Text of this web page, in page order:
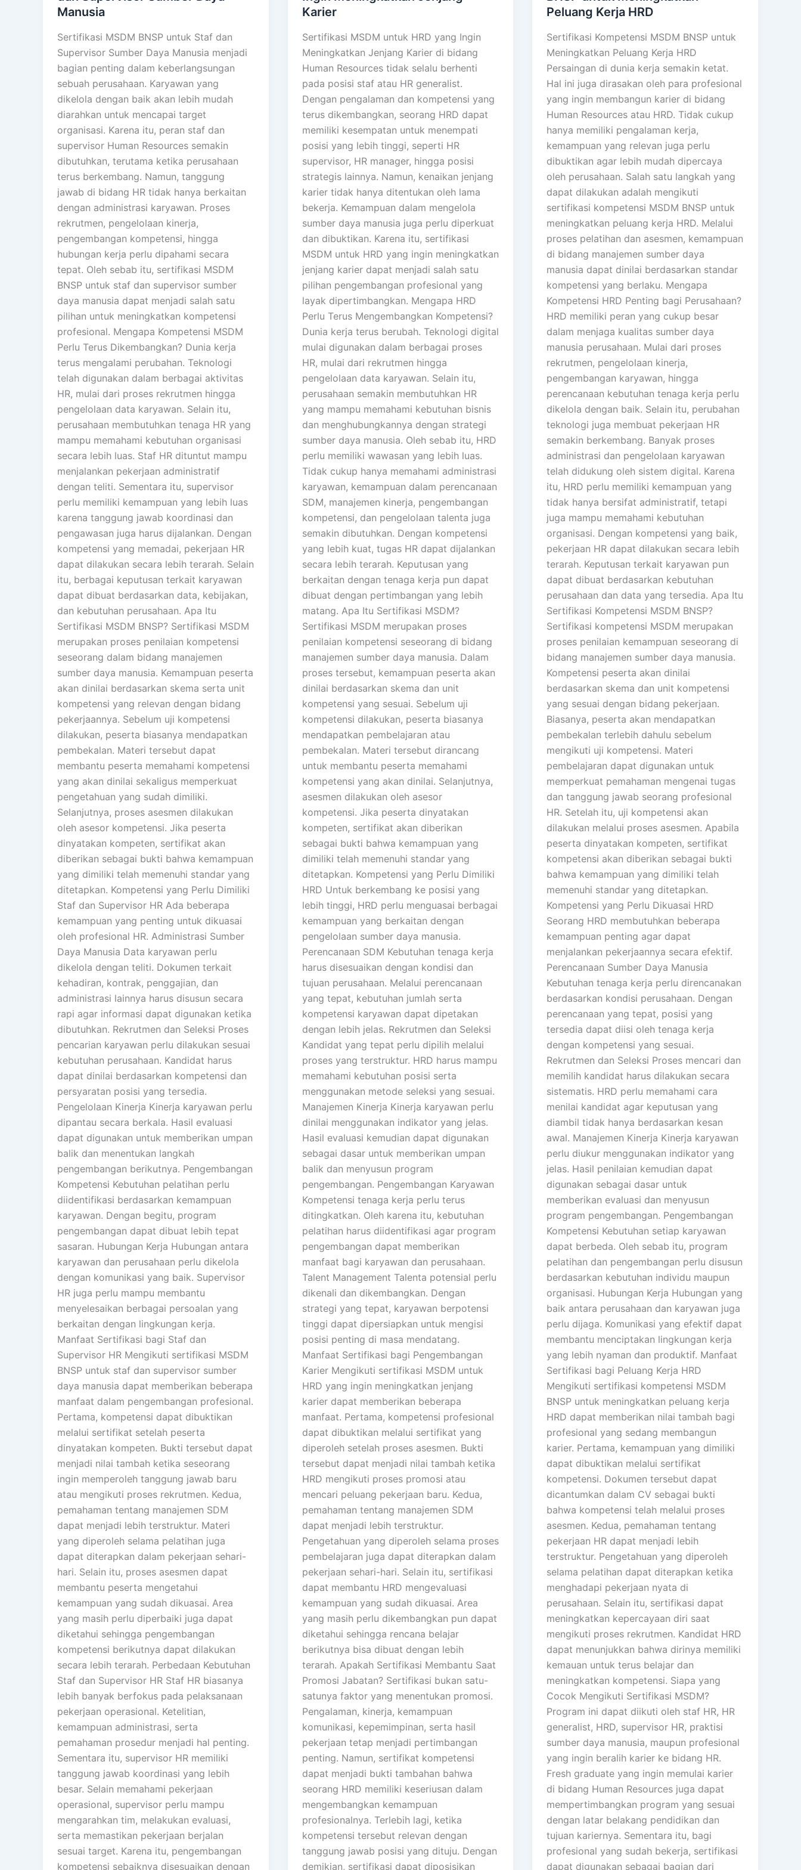
Manusia
Sertifikasi MSDM BNSP untuk Staf dan
Supervisor Sumber Daya Manusia menjadi
bagian penting dalam keberlangsungan
sebuah perusahaan. Karyawan yang
dikelola dengan baik akan lebih mudah
diarahkan untuk mencapai target
organisasi. Karena itu, peran staf dan
supervisor Human Resources semakin
dibutuhkan, terutama ketika perusahaan
terus berkembang. Namun, tanggung
jawab di bidang HR tidak hanya berkaitan
dengan administrasi karyawan. Proses
rekrutmen, pengelolaan kinerja,
pengembangan kompetensi, hingga
hubungan kerja perlu dipahami secara
tepat. Oleh sebab itu, sertifikasi MSDM
BNSP untuk staf dan supervisor sumber
daya manusia dapat menjadi salah satu
pilihan untuk meningkatkan kompetensi
profesional. Mengapa Kompetensi MSDM
Perlu Terus Dikembangkan? Dunia kerja
terus mengalami perubahan. Teknologi
telah digunakan dalam berbagai aktivitas
HR, mulai dari proses rekrutmen hingga
pengelolaan data karyawan. Selain itu,
perusahaan membutuhkan tenaga HR yang
mampu memahami kebutuhan organisasi
secara lebih luas. Staf HR dituntut mampu
menjalankan pekerjaan administratif
dengan teliti. Sementara itu, supervisor
perlu memiliki kemampuan yang lebih luas
karena tanggung jawab koordinasi dan
pengawasan juga harus dijalankan. Dengan
kompetensi yang memadai, pekerjaan HR
dapat dilakukan secara lebih terarah. Selain
itu, berbagai keputusan terkait karyawan
dapat dibuat berdasarkan data, kebijakan,
dan kebutuhan perusahaan. Apa Itu
Sertifikasi MSDM BNSP? Sertifikasi MSDM
merupakan proses penilaian kompetensi
seseorang dalam bidang manajemen
sumber daya manusia. Kemampuan peserta
akan dinilai berdasarkan skema serta unit
kompetensi yang relevan dengan bidang
pekerjaannya. Sebelum uji kompetensi
dilakukan, peserta biasanya mendapatkan
pembekalan. Materi tersebut dapat
membantu peserta memahami kompetensi
yang akan dinilai sekaligus memperkuat
pengetahuan yang sudah dimiliki.
Selanjutnya, proses asesmen dilakukan
oleh asesor kompetensi. Jika peserta
dinyatakan kompeten, sertifikat akan
diberikan sebagai bukti bahwa kemampuan
yang dimiliki telah memenuhi standar yang
ditetapkan. Kompetensi yang Perlu Dimiliki
Staf dan Supervisor HR Ada beberapa
kemampuan yang penting untuk dikuasai
oleh profesional HR. Administrasi Sumber
Daya Manusia Data karyawan perlu
dikelola dengan teliti. Dokumen terkait
kehadiran, kontrak, penggajian, dan
administrasi lainnya harus disusun secara
rapi agar informasi dapat digunakan ketika
dibutuhkan. Rekrutmen dan Seleksi Proses
pencarian karyawan perlu dilakukan sesuai
kebutuhan perusahaan. Kandidat harus
dapat dinilai berdasarkan kompetensi dan
persyaratan posisi yang tersedia.
Pengelolaan Kinerja Kinerja karyawan perlu
dipantau secara berkala. Hasil evaluasi
dapat digunakan untuk memberikan umpan
balik dan menentukan langkah
pengembangan berikutnya. Pengembangan
Kompetensi Kebutuhan pelatihan perlu
diidentifikasi berdasarkan kemampuan
karyawan. Dengan begitu, program
pengembangan dapat dibuat lebih tepat
sasaran. Hubungan Kerja Hubungan antara
karyawan dan perusahaan perlu dikelola
dengan komunikasi yang baik. Supervisor
HR juga perlu mampu membantu
menyelesaikan berbagai persoalan yang
berkaitan dengan lingkungan kerja.
Manfaat Sertifikasi bagi Staf dan
Supervisor HR Mengikuti sertifikasi MSDM
BNSP untuk staf dan supervisor sumber
daya manusia dapat memberikan beberapa
manfaat dalam pengembangan profesional.
Pertama, kompetensi dapat dibuktikan
melalui sertifikat setelah peserta
dinyatakan kompeten. Bukti tersebut dapat
menjadi nilai tambah ketika seseorang
ingin memperoleh tanggung jawab baru
atau mengikuti proses rekrutmen. Kedua,
pemahaman tentang manajemen SDM
dapat menjadi lebih terstruktur. Materi
yang diperoleh selama pelatihan juga
dapat diterapkan dalam pekerjaan sehari-
hari. Selain itu, proses asesmen dapat
membantu peserta mengetahui
kemampuan yang sudah dikuasai. Area
yang masih perlu diperbaiki juga dapat
diketahui sehingga pengembangan
kompetensi berikutnya dapat dilakukan
secara lebih terarah. Perbedaan Kebutuhan
Staf dan Supervisor HR Staf HR biasanya
lebih banyak berfokus pada pelaksanaan
pekerjaan operasional. Ketelitian,
kemampuan administrasi, serta
pemahaman prosedur menjadi hal penting.
Sementara itu, supervisor HR memiliki
tanggung jawab koordinasi yang lebih
besar. Selain memahami pekerjaan
operasional, supervisor perlu mampu
mengarahkan tim, melakukan evaluasi,
serta memastikan pekerjaan berjalan
sesuai target. Karena itu, pengembangan
kompetensi sebaiknya disesuaikan dengan
Karier
Sertifikasi MSDM untuk HRD yang Ingin
Meningkatkan Jenjang Karier di bidang
Human Resources tidak selalu berhenti
pada posisi staf atau HR generalist.
Dengan pengalaman dan kompetensi yang
terus dikembangkan, seorang HRD dapat
memiliki kesempatan untuk menempati
posisi yang lebih tinggi, seperti HR
supervisor, HR manager, hingga posisi
strategis lainnya. Namun, kenaikan jenjang
karier tidak hanya ditentukan oleh lama
bekerja. Kemampuan dalam mengelola
sumber daya manusia juga perlu diperkuat
dan dibuktikan. Karena itu, sertifikasi
MSDM untuk HRD yang ingin meningkatkan
jenjang karier dapat menjadi salah satu
pilihan pengembangan profesional yang
layak dipertimbangkan. Mengapa HRD
Perlu Terus Mengembangkan Kompetensi?
Dunia kerja terus berubah. Teknologi digital
mulai digunakan dalam berbagai proses
HR, mulai dari rekrutmen hingga
pengelolaan data karyawan. Selain itu,
perusahaan semakin membutuhkan HR
yang mampu memahami kebutuhan bisnis
dan menghubungkannya dengan strategi
sumber daya manusia. Oleh sebab itu, HRD
perlu memiliki wawasan yang lebih luas.
Tidak cukup hanya memahami administrasi
karyawan, kemampuan dalam perencanaan
SDM, manajemen kinerja, pengembangan
kompetensi, dan pengelolaan talenta juga
semakin dibutuhkan. Dengan kompetensi
yang lebih kuat, tugas HR dapat dijalankan
secara lebih terarah. Keputusan yang
berkaitan dengan tenaga kerja pun dapat
dibuat dengan pertimbangan yang lebih
matang. Apa Itu Sertifikasi MSDM?
Sertifikasi MSDM merupakan proses
penilaian kompetensi seseorang di bidang
manajemen sumber daya manusia. Dalam
proses tersebut, kemampuan peserta akan
dinilai berdasarkan skema dan unit
kompetensi yang sesuai. Sebelum uji
kompetensi dilakukan, peserta biasanya
mendapatkan pembelajaran atau
pembekalan. Materi tersebut dirancang
untuk membantu peserta memahami
kompetensi yang akan dinilai. Selanjutnya,
asesmen dilakukan oleh asesor
kompetensi. Jika peserta dinyatakan
kompeten, sertifikat akan diberikan
sebagai bukti bahwa kemampuan yang
dimiliki telah memenuhi standar yang
ditetapkan. Kompetensi yang Perlu Dimiliki
HRD Untuk berkembang ke posisi yang
lebih tinggi, HRD perlu menguasai berbagai
kemampuan yang berkaitan dengan
pengelolaan sumber daya manusia.
Perencanaan SDM Kebutuhan tenaga kerja
harus disesuaikan dengan kondisi dan
tujuan perusahaan. Melalui perencanaan
yang tepat, kebutuhan jumlah serta
kompetensi karyawan dapat dipetakan
dengan lebih jelas. Rekrutmen dan Seleksi
Kandidat yang tepat perlu dipilih melalui
proses yang terstruktur. HRD harus mampu
memahami kebutuhan posisi serta
menggunakan metode seleksi yang sesuai.
Manajemen Kinerja Kinerja karyawan perlu
dinilai menggunakan indikator yang jelas.
Hasil evaluasi kemudian dapat digunakan
sebagai dasar untuk memberikan umpan
balik dan menyusun program
pengembangan. Pengembangan Karyawan
Kompetensi tenaga kerja perlu terus
ditingkatkan. Oleh karena itu, kebutuhan
pelatihan harus diidentifikasi agar program
pengembangan dapat memberikan
manfaat bagi karyawan dan perusahaan.
Talent Management Talenta potensial perlu
dikenali dan dikembangkan. Dengan
strategi yang tepat, karyawan berpotensi
tinggi dapat dipersiapkan untuk mengisi
posisi penting di masa mendatang.
Manfaat Sertifikasi bagi Pengembangan
Karier Mengikuti sertifikasi MSDM untuk
HRD yang ingin meningkatkan jenjang
karier dapat memberikan beberapa
manfaat. Pertama, kompetensi profesional
dapat dibuktikan melalui sertifikat yang
diperoleh setelah proses asesmen. Bukti
tersebut dapat menjadi nilai tambah ketika
HRD mengikuti proses promosi atau
mencari peluang pekerjaan baru. Kedua,
pemahaman tentang manajemen SDM
dapat menjadi lebih terstruktur.
Pengetahuan yang diperoleh selama proses
pembelajaran juga dapat diterapkan dalam
pekerjaan sehari-hari. Selain itu, sertifikasi
dapat membantu HRD mengevaluasi
kemampuan yang sudah dikuasai. Area
yang masih perlu dikembangkan pun dapat
diketahui sehingga rencana belajar
berikutnya bisa dibuat dengan lebih
terarah. Apakah Sertifikasi Membantu Saat
Promosi Jabatan? Sertifikasi bukan satu-
satunya faktor yang menentukan promosi.
Pengalaman, kinerja, kemampuan
komunikasi, kepemimpinan, serta hasil
pekerjaan tetap menjadi pertimbangan
penting. Namun, sertifikat kompetensi
dapat menjadi bukti tambahan bahwa
seorang HRD memiliki keseriusan dalam
mengembangkan kemampuan
profesionalnya. Terlebih lagi, ketika
kompetensi tersebut relevan dengan
tanggung jawab posisi yang dituju. Dengan
demikian, sertifikasi dapat diposisikan
Peluang Kerja HRD
Sertifikasi Kompetensi MSDM BNSP untuk
Meningkatkan Peluang Kerja HRD
Persaingan di dunia kerja semakin ketat.
Hal ini juga dirasakan oleh para profesional
yang ingin membangun karier di bidang
Human Resources atau HRD. Tidak cukup
hanya memiliki pengalaman kerja,
kemampuan yang relevan juga perlu
dibuktikan agar lebih mudah dipercaya
oleh perusahaan. Salah satu langkah yang
dapat dilakukan adalah mengikuti
sertifikasi kompetensi MSDM BNSP untuk
meningkatkan peluang kerja HRD. Melalui
proses pelatihan dan asesmen, kemampuan
di bidang manajemen sumber daya
manusia dapat dinilai berdasarkan standar
kompetensi yang berlaku. Mengapa
Kompetensi HRD Penting bagi Perusahaan?
HRD memiliki peran yang cukup besar
dalam menjaga kualitas sumber daya
manusia perusahaan. Mulai dari proses
rekrutmen, pengelolaan kinerja,
pengembangan karyawan, hingga
perencanaan kebutuhan tenaga kerja perlu
dikelola dengan baik. Selain itu, perubahan
teknologi juga membuat pekerjaan HR
semakin berkembang. Banyak proses
administrasi dan pengelolaan karyawan
telah didukung oleh sistem digital. Karena
itu, HRD perlu memiliki kemampuan yang
tidak hanya bersifat administratif, tetapi
juga mampu memahami kebutuhan
organisasi. Dengan kompetensi yang baik,
pekerjaan HR dapat dilakukan secara lebih
terarah. Keputusan terkait karyawan pun
dapat dibuat berdasarkan kebutuhan
perusahaan dan data yang tersedia. Apa Itu
Sertifikasi Kompetensi MSDM BNSP?
Sertifikasi kompetensi MSDM merupakan
proses penilaian kemampuan seseorang di
bidang manajemen sumber daya manusia.
Kompetensi peserta akan dinilai
berdasarkan skema dan unit kompetensi
yang sesuai dengan bidang pekerjaan.
Biasanya, peserta akan mendapatkan
pembekalan terlebih dahulu sebelum
mengikuti uji kompetensi. Materi
pembelajaran dapat digunakan untuk
memperkuat pemahaman mengenai tugas
dan tanggung jawab seorang profesional
HR. Setelah itu, uji kompetensi akan
dilakukan melalui proses asesmen. Apabila
peserta dinyatakan kompeten, sertifikat
kompetensi akan diberikan sebagai bukti
bahwa kemampuan yang dimiliki telah
memenuhi standar yang ditetapkan.
Kompetensi yang Perlu Dikuasai HRD
Seorang HRD membutuhkan beberapa
kemampuan penting agar dapat
menjalankan pekerjaannya secara efektif.
Perencanaan Sumber Daya Manusia
Kebutuhan tenaga kerja perlu direncanakan
berdasarkan kondisi perusahaan. Dengan
perencanaan yang tepat, posisi yang
tersedia dapat diisi oleh tenaga kerja
dengan kompetensi yang sesuai.
Rekrutmen dan Seleksi Proses mencari dan
memilih kandidat harus dilakukan secara
sistematis. HRD perlu memahami cara
menilai kandidat agar keputusan yang
diambil tidak hanya berdasarkan kesan
awal. Manajemen Kinerja Kinerja karyawan
perlu diukur menggunakan indikator yang
jelas. Hasil penilaian kemudian dapat
digunakan sebagai dasar untuk
memberikan evaluasi dan menyusun
program pengembangan. Pengembangan
Kompetensi Kebutuhan setiap karyawan
dapat berbeda. Oleh sebab itu, program
pelatihan dan pengembangan perlu disusun
berdasarkan kebutuhan individu maupun
organisasi. Hubungan Kerja Hubungan yang
baik antara perusahaan dan karyawan juga
perlu dijaga. Komunikasi yang efektif dapat
membantu menciptakan lingkungan kerja
yang lebih nyaman dan produktif. Manfaat
Sertifikasi bagi Peluang Kerja HRD
Mengikuti sertifikasi kompetensi MSDM
BNSP untuk meningkatkan peluang kerja
HRD dapat memberikan nilai tambah bagi
profesional yang sedang membangun
karier. Pertama, kemampuan yang dimiliki
dapat dibuktikan melalui sertifikat
kompetensi. Dokumen tersebut dapat
dicantumkan dalam CV sebagai bukti
bahwa kompetensi telah melalui proses
asesmen. Kedua, pemahaman tentang
pekerjaan HR dapat menjadi lebih
terstruktur. Pengetahuan yang diperoleh
selama pelatihan dapat diterapkan ketika
menghadapi pekerjaan nyata di
perusahaan. Selain itu, sertifikasi dapat
meningkatkan kepercayaan diri saat
mengikuti proses rekrutmen. Kandidat HRD
dapat menunjukkan bahwa dirinya memiliki
kemauan untuk terus belajar dan
meningkatkan kompetensi. Siapa yang
Cocok Mengikuti Sertifikasi MSDM?
Program ini dapat diikuti oleh staf HR, HR
generalist, HRD, supervisor HR, praktisi
sumber daya manusia, maupun profesional
yang ingin beralih karier ke bidang HR.
Fresh graduate yang ingin memulai karier
di bidang Human Resources juga dapat
mempertimbangkan program yang sesuai
dengan latar belakang pendidikan dan
tujuan kariernya. Sementara itu, bagi
profesional yang sudah bekerja, sertifikasi
dapat digunakan sebagai bagian dari